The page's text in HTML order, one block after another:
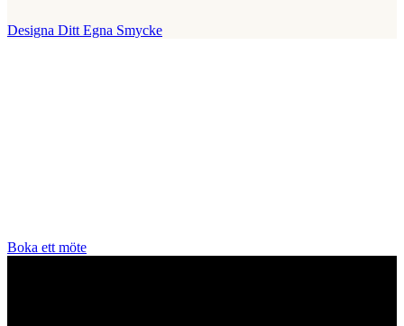
Designa Ditt Egna Smycke
Boka ett möte